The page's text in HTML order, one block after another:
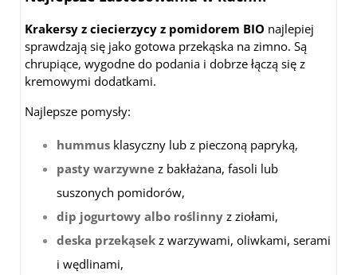
Krakersy z ciecierzycy z pomidorem BIO najlepiej
sprawdzają się jako gotowa przekąska na zimno. Są
chrupiące, wygodne do podania i dobrze łączą się z
kremowymi dodatkami.
Najlepsze pomysły:
hummus klasyczny lub z pieczoną papryką,
pasty warzywne z bakłażana, fasoli lub
suszonych pomidorów,
dip jogurtowy albo roślinny z ziołami,
deska przekąsek z warzywami, oliwkami, serami
i wędlinami,